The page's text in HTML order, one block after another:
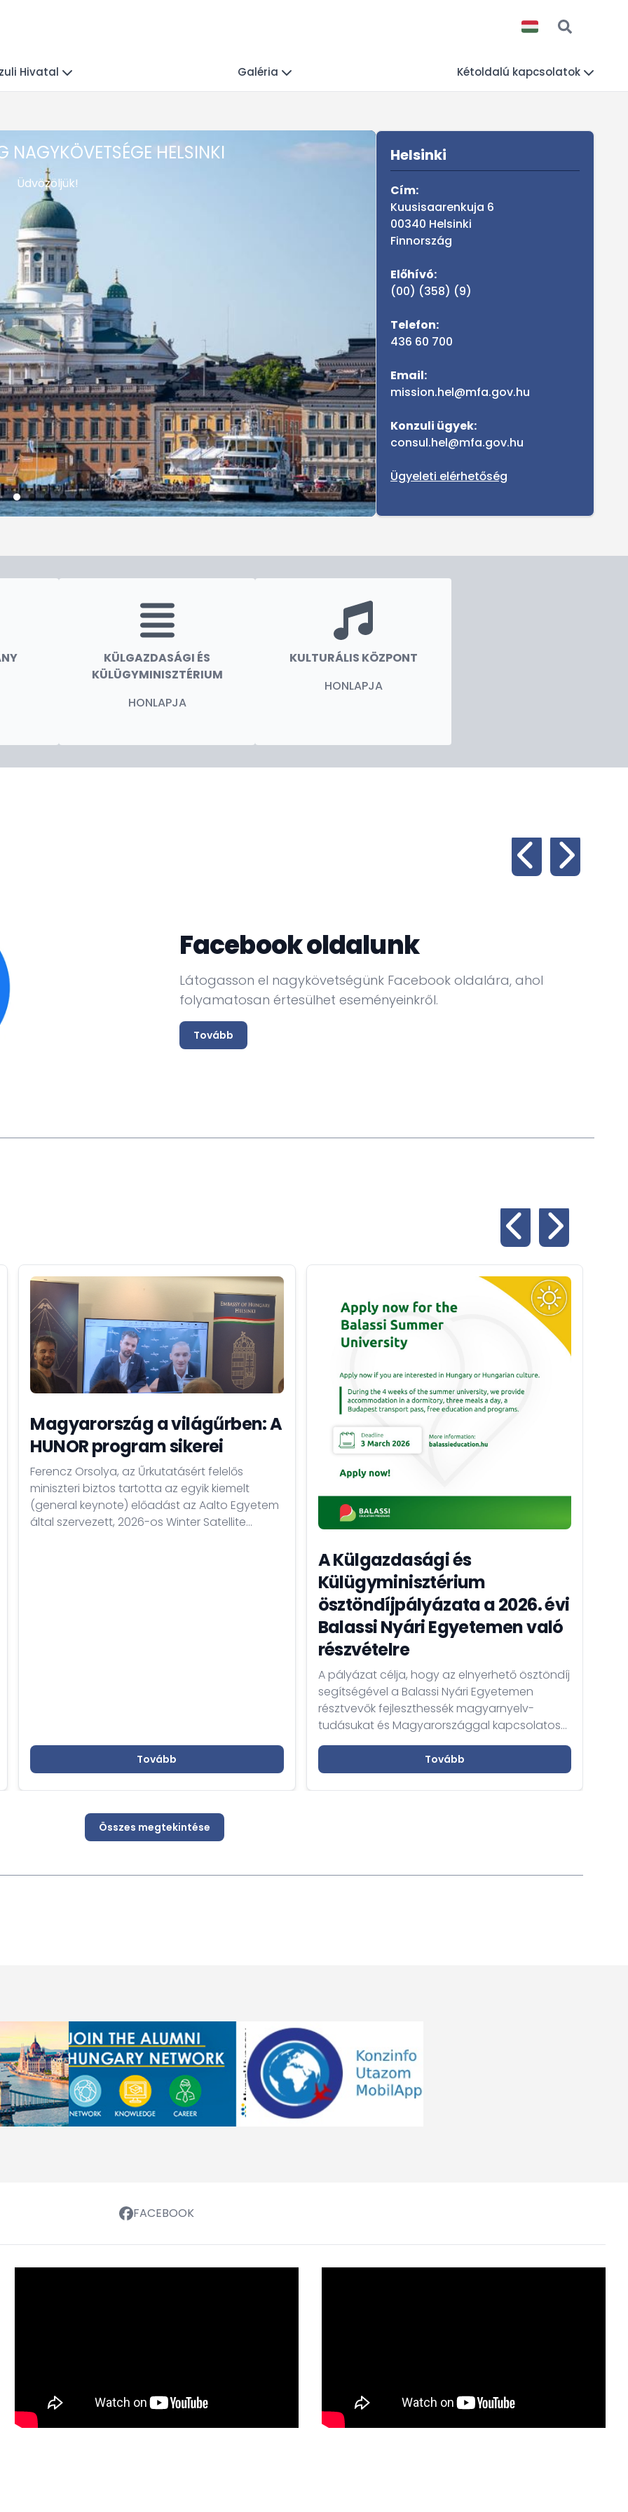
Hivatal Galéria Kétoldalú kapcsolatok
NAGYKÖVETSÉGE HELSINKI
Üdvözöljük!
Sidebar
Helsinki
Cím:
Kuusisaarenkuja 6
00340 Helsinki
Finnország
Előhívó:
(00) (358) (9)
Telefon:
436 60 700
Email:
mission.hel@mfa.gov.hu
Konzuli ügyek:
consul.hel@mfa.gov.hu
Ügyeleti elérhetőség
KÜLGAZDASÁGI ÉS
KÜLÜGYMINISZTÉRIUM
HONLAPJA
KULTURÁLIS KÖZPONT
HONLAPJA
Facebook oldalunk
Látogasson el nagykövetségünk Facebook oldalára, ahol
folyamatosan értesülhet eseményeinkről.
Tovább
Magyarország a világűrben: A
HUNOR program sikerei
Ferencz Orsolya, az Űrkutatásért felelős
miniszteri biztos tartotta az egyik kiemelt
(general keynote) előadást az Aalto Egyetem
által szervezett, 2026-os Winter Satellite
Tovább
A Külgazdasági és
Külügyminisztérium
ösztöndíjpályázata a 2026. évi
Balassi Nyári Egyetemen való
részvételre
A pályázat célja, hogy az elnyerhető ösztöndíj
segítségével a Balassi Nyári Egyetemen
résztvevők fejleszthessék magyarnyelv-
tudásukat és Magyarországgal kapcsolatos
ismereteiket elmélyíthessék és
Tovább
Összes megtekintése
FACEBOOK